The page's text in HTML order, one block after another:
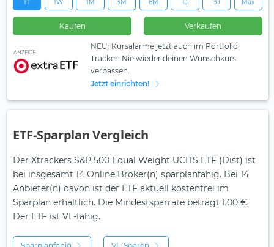
1T 1W 1M 3M 6M 1J 3J Max
Kaufen Verkaufen
ANZEIGE
NEU: Kursalarme jetzt auch im Portfolio
Tracker: Nie wieder deinen Wunschkurs
verpassen.
Jetzt einrichten!
ETF-Sparplan Vergleich
Der Xtrackers S&P 500 Equal Weight UCITS ETF (Dist) ist
bei insgesamt 14 Online Broker(n) sparplanfähig. Bei 14
Anbieter(n) davon ist der ETF aktuell kostenfrei im
Sparplan erhältlich. Die Mindestsparrate beträgt 1,00 €.
Der ETF ist VL-fähig.